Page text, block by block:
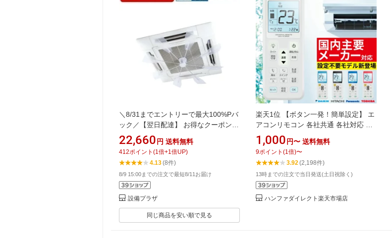
＼8/31までエントリーで最大100%Pバ
ック／【翌日配達】 お得なクーポン発
行中 [HBF-FA1 C/W]株式会社 潮(羽
根：ハーフクリアー、スポーク：シル
バー、センターメンバー：ホワイト)ハ
イブリッドファン HYBRID-FAN
22,660 円 送料無料
412ポイント (1倍+1倍UP)
4.13(8件)
8/9 15:00までの注文で最短8/11お届け
設備プラザ
同じ商品を安い順で見る
楽天1位 【ボタン一発！簡単設定】 エ
アコンリモコン 各社共通 各社対応 国
内主要メーカー対応 汎用 純正 冷房 暖
房 クーラー Panasonic ダイキン 日立
三菱 パナソニック SANYO NEC
SHARP シャープ 東芝 コロナ 霧ヶ峰
富士通 三洋 ナショナル 送料無料 メー
ル便
1,000 円〜 送料無料
9ポイント (1倍)〜
3.92(2,198件)
13時までの注文で当日発送(土日祝除く)
ハンファダイレクト楽天市場店